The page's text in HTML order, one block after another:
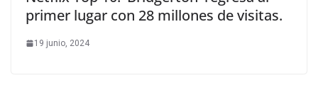
primer lugar con 28 millones de visitas.
19 junio, 2024